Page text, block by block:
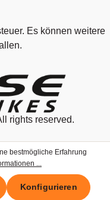
Es können weitere
rights reserved.
bestmögliche Erfahrung
...
Konfigurieren